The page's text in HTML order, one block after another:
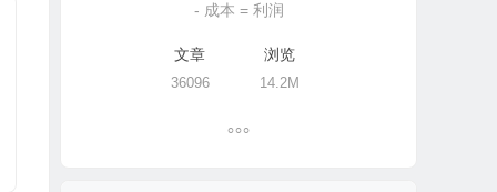
- 成本 = 利润
文章
36096
浏览
14.2M